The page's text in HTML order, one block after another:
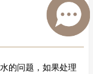
的问题，如果处理